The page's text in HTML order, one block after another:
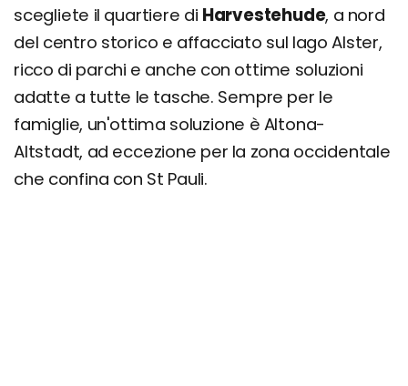
scegliete il quartiere di Harvestehude, a nord
del centro storico e affacciato sul lago Alster,
ricco di parchi e anche con ottime soluzioni
adatte a tutte le tasche. Sempre per le
famiglie, un'ottima soluzione è Altona-
Altstadt, ad eccezione per la zona occidentale
che confina con St Pauli.